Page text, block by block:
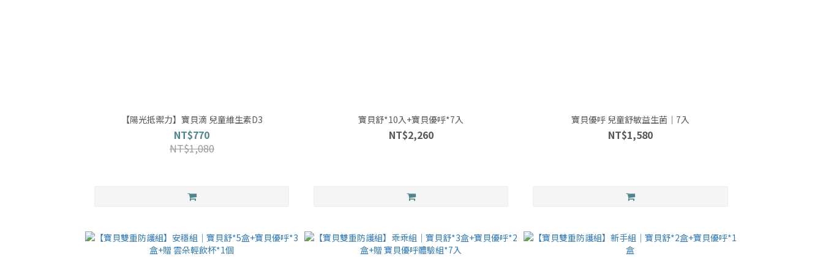
【陽光抵禦力】寶貝滴 兒童維生素D3
NT$770
NT$1,080
寶貝舒*10入+寶貝優呼*7入
NT$2,260
寶貝優呼 兒童舒敏益生菌｜7入
NT$1,580